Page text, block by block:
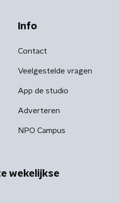
Info
Contact
Veelgestelde vragen
App de studio
Adverteren
NPO Campus
wekelijkse